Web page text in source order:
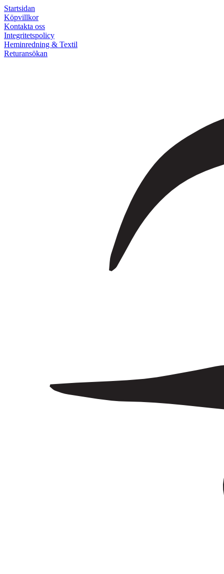
Startsidan
Köpvillkor
Kontakta oss
Integritetspolicy
Heminredning & Textil
Returansökan